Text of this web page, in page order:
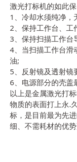
激光打标机的如此保
1、冷却水须纯净，
2、保持工作台、工
3、保持扫描工作台
4、当扫描工作台滑
油;
5、反射镜及透射镜
6、电源部分的壳盖
以上是金属激光打
物质的表面打上永.
标，是目前最为先
细、不需耗材的优